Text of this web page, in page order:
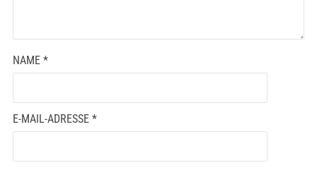
NAME *
E-MAIL-ADRESSE *